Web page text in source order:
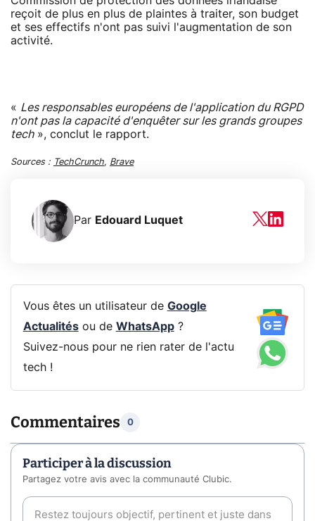
reçoit de plus en plus de plaintes à traiter, son budget
et ses effectifs n'ont pas suivi l'augmentation de son
activité.
« Les responsables européens de l'application du RGPD
n'ont pas la capacité d'enquêter sur les grands groupes
tech», conclut le rapport.
Sources : TechCrunch, Brave
Par Edouard Luquet
Vous êtes un utilisateur de Google
Actualitésou de WhatsApp?
Suivez-nous pour ne rien rater de l'actu
tech !
Commentaires 0
Participer à la discussion
Partagez votre avis avec la communauté Clubic.